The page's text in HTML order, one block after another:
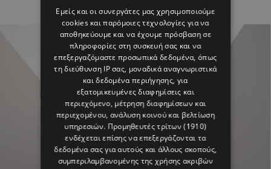
Εμείς και οι συνεργάτες μας χρησιμοποιούμε
cookies και παρόμοιες τεχνολογίες για να
αποθηκεύουμε και να έχουμε πρόσβαση σε
πληροφορίες στη συσκευή σας και να
επεξεργαζόμαστε προσωπικά δεδομένα, όπως
τη διεύθυνση IP σας, μοναδικά αναγνωριστικά
και δεδομένα περιήγησης, για
εξατομικευμένες διαφημίσεις και
περιεχόμενο, μέτρηση διαφημίσεων και
περιεχομένου, ανάλυση κοινού και βελτίωση
υπηρεσιών. Προμηθευτές τρίτων (1910)
ενδέχεται επίσης να επεξεργάζονται τα
δεδομένα σας για αυτούς και άλλους σκοπούς,
συμπεριλαμβανομένης της χρήσης ακριβών